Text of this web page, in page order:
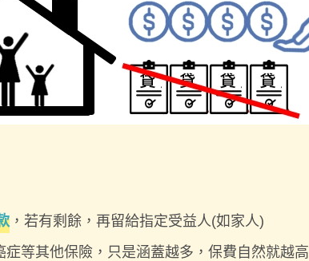
，若有剩餘，再留給指定受益人(如家人)
等其他保險，只是涵蓋越多，保費自然就越高